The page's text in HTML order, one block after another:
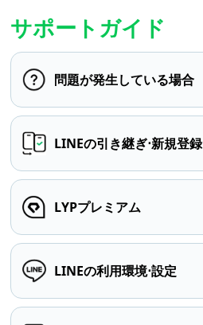
サポートガイド
問題が発生している場合
LINEの引き継ぎ⋅新規登録
LYPプレミアム
LINEの利用環境⋅設定